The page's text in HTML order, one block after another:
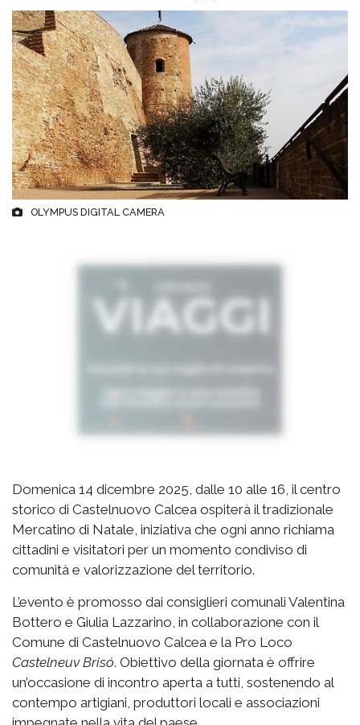
OLYMPUS DIGITAL CAMERA
Domenica 14 dicembre 2025, dalle 10 alle 16, il centro
storico di Castelnuovo Calcea ospiterà il tradizionale
Mercatino di Natale, iniziativa che ogni anno richiama
cittadini e visitatori per un momento condiviso di
comunità e valorizzazione del territorio.
L’evento è promosso dai consiglieri comunali Valentina
Bottero e Giulia Lazzarino, in collaborazione con il
Comune di Castelnuovo Calcea e la Pro Loco
Castelneuv Brisó. Obiettivo della giornata è offrire
un’occasione di incontro aperta a tutti, sostenendo al
contempo artigiani, produttori locali e associazioni